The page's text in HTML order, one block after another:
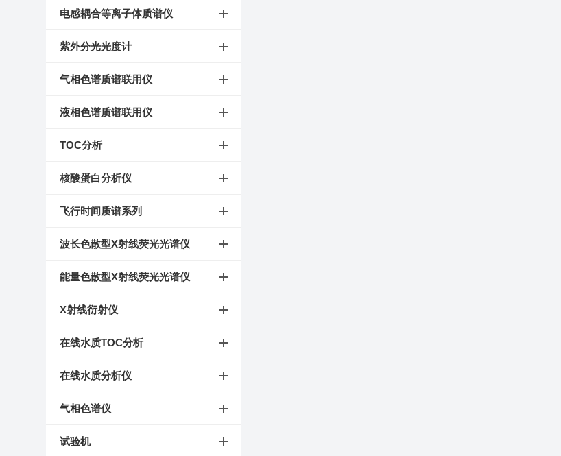
电感耦合等离子体质谱仪
紫外分光光度计
气相色谱质谱联用仪
液相色谱质谱联用仪
TOC分析
核酸蛋白分析仪
飞行时间质谱系列
波长色散型X射线荧光光谱仪
能量色散型X射线荧光光谱仪
X射线衍射仪
在线水质TOC分析
在线水质分析仪
气相色谱仪
试验机